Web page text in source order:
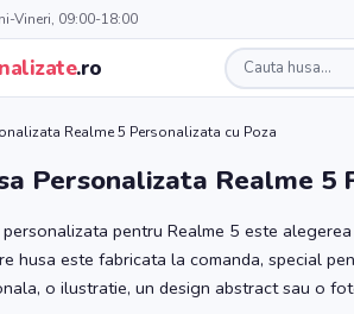
Vineri, 09:00-18:00
.ro
Realme 5 Personalizata cu Poza
Personalizata Realme 5
pentru Realme 5 este
husa este fabricata la comanda, special
o ilustratie, un design abstract sau o